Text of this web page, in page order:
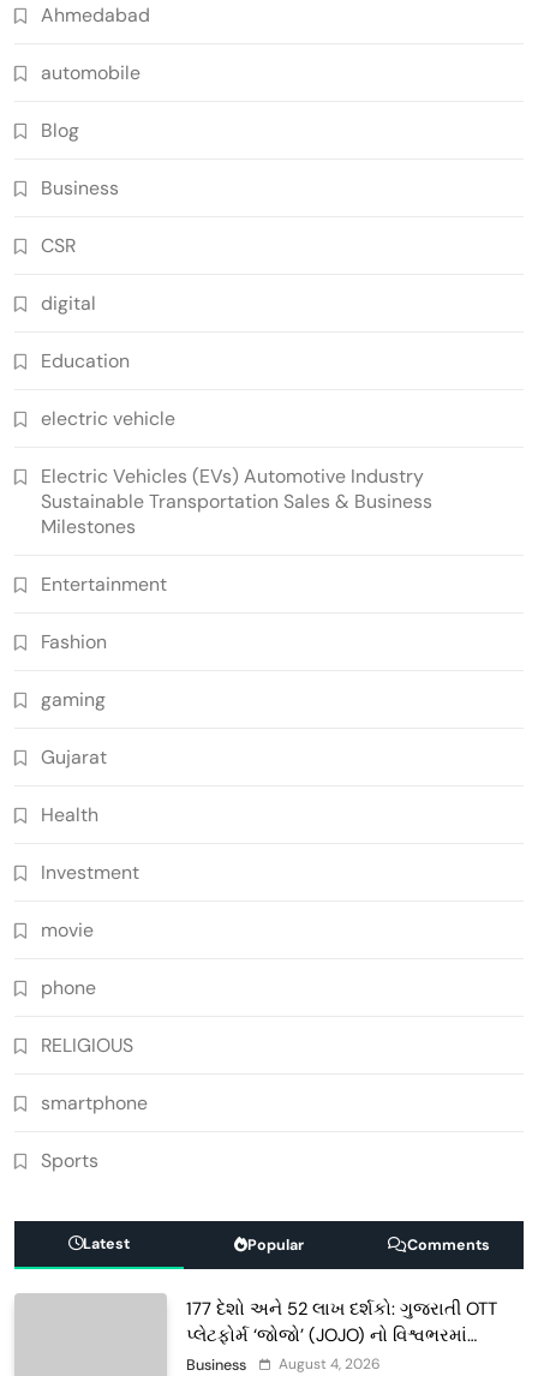
Ahmedabad
automobile
Blog
Business
CSR
digital
Education
electric vehicle
Electric Vehicles (EVs) Automotive Industry
Sustainable Transportation Sales & Business
Milestones
Entertainment
Fashion
gaming
Gujarat
Health
Investment
movie
phone
RELIGIOUS
smartphone
Sports
Latest Popular Comments
177 દેશો અને 52 લાખ દર્શકો: ગુજરાતી OTT
પ્લેટફોર્મ ‘જોજો’ (JOJO) નો વિશ્વભરમાં
દબદબો
Business August 4, 2026